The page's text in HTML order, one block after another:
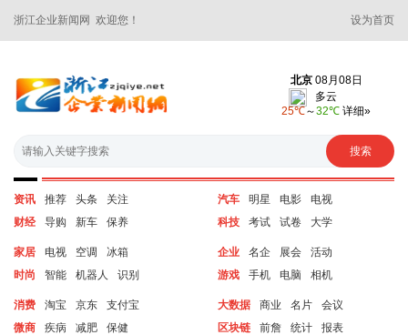
浙江企业新闻网 欢迎您！ 设为首页
资讯 推荐 头条
关注
财经
导购 新车 保养
汽车 明星 电影
电视
科技
考试 试卷 大学
家居 电视 空调
冰箱
时尚
智能 机器人 识别
企业 名企 展会
活动
游戏
手机 电脑 相机
消费 淘宝 京东
支付宝
微商
疾病 减肥 保健
大数据 商业 名片
会议
区块链
前詹 统计 报表